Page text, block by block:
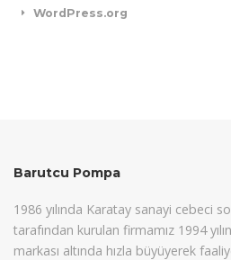
WordPress.org
Barutcu Pompa
1986 yılında Karatay sanayi cebeci
tarafından kurulan firmamız 1994
markası altında hızla büyüyerek